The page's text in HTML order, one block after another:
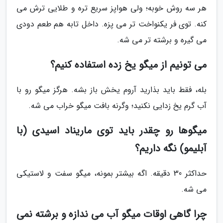
هر سه روش خوبه؛ ولی هواپز سریع تره و طلایی ترش می
کنه. توی فر یکنواخت تر می پزه. داخل تابه هم طعم دودی
می گیره و برشته تر می شه.
می تونیم از میگو یخ زده استفاده کنیم؟
بله، فقط باید بذارید آروم یخش باز بشه. هرگز میگو رو با
آب گرم یخ زدایی نکنید؛ وگرنه بافت میگو خراب می شه.
میگوها رو چقدر باید توی ماریناد اسیدی (با
آبلیمو) نگه داریم؟
حداکثر 30 دقیقه. اگه بیشتر بمونه، میگو سفت و لاستیکی
می شه.
چرا گاهی اوقات میگو آب می ندازه و برشته نمی